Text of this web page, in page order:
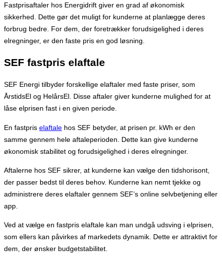
Fastprisaftaler hos Energidrift giver en grad af økonomisk
sikkerhed. Dette gør det muligt for kunderne at planlægge deres
forbrug bedre. For dem, der foretrækker forudsigelighed i deres
elregninger, er den faste pris en god løsning.
SEF fastpris elaftale
SEF Energi tilbyder forskellige elaftaler med faste priser, som
ÅrstidsEl og HelårsEl. Disse aftaler giver kunderne mulighed for at
låse elprisen fast i en given periode.
En fastpris elaftale hos SEF betyder, at prisen pr. kWh er den
samme gennem hele aftaleperioden. Dette kan give kunderne
økonomisk stabilitet og forudsigelighed i deres elregninger.
Aftalerne hos SEF sikrer, at kunderne kan vælge den tidshorisont,
der passer bedst til deres behov. Kunderne kan nemt tjekke og
administrere deres elaftaler gennem SEF’s online selvbetjening eller
app.
Ved at vælge en fastpris elaftale kan man undgå udsving i elprisen,
som ellers kan påvirkes af markedets dynamik. Dette er attraktivt for
dem, der ønsker budgetstabilitet.